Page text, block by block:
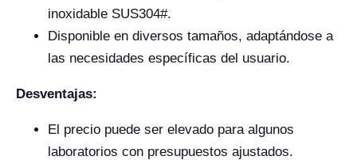
inoxidable SUS304#.
Disponible en diversos tamaños, adaptándose a
las necesidades específicas del usuario.
Desventajas:
El precio puede ser elevado para algunos
laboratorios con presupuestos ajustados.